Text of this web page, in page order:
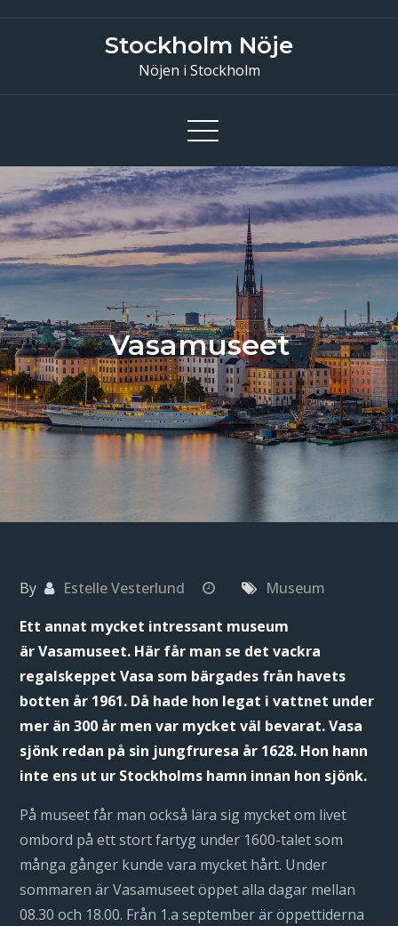
Stockholm Nöje
Nöjen i Stockholm
Vasamuseet
By Estelle Vesterlund
Museum
Ett annat mycket intressant museum
är Vasamuseet. Här får man se det vackra
regalskeppet Vasa som bärgades från havets
botten år 1961. Då hade hon legat i vattnet under
mer än 300 år men var mycket väl bevarat. Vasa
sjönk redan på sin jungfruresa år 1628. Hon hann
inte ens ut ur Stockholms hamn innan hon sjönk.
På museet får man också lära sig mycket om livet
ombord på ett stort fartyg under 1600-talet som
många gånger kunde vara mycket hårt. Under
sommaren är Vasamuseet öppet alla dagar mellan
08.30 och 18.00. Från 1.a september är öppettiderna